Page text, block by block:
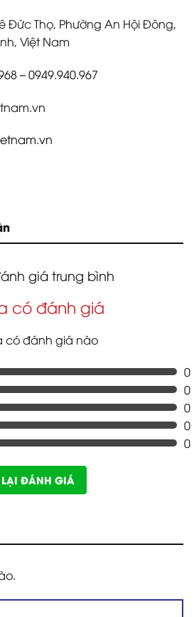
Đức Thọ, Phường An Hội Đông,
Việt Nam
– 0949.940.967
giá trung bình
có đánh giá
có đánh giá nào
0
0
0
0
0
ĐÁNH GIÁ